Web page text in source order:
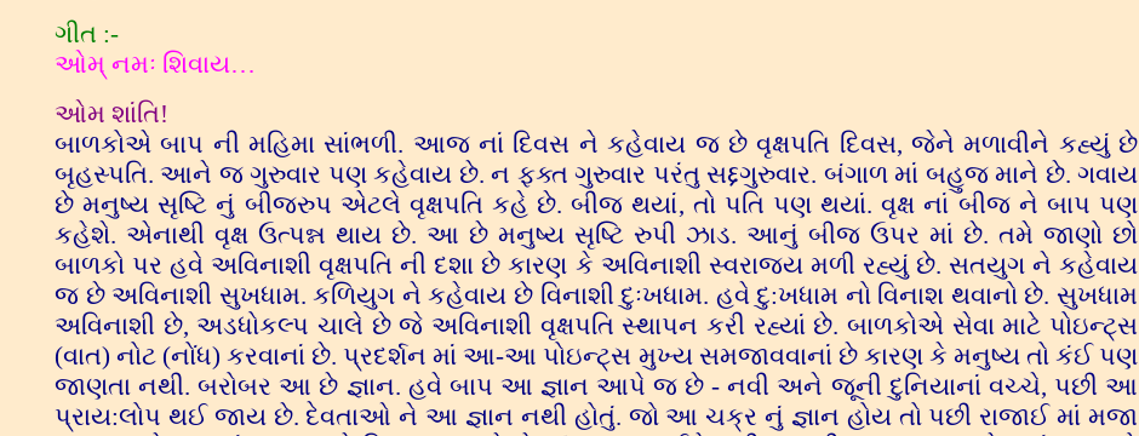
ગીત :-
ઓમ્ નમઃ શિવાય…
ઓમ શાંતિ!
બાળકોએ બાપ ની મહિમા સાંભળી. આજ નાં દિવસ ને કહેવાય જ છે વૃક્ષપતિ દિવસ, જેને મળાવીને કહ્યું છે
બૃહસ્પતિ. આને જ ગુરુવાર પણ કહેવાય છે. ન ફક્ત ગુરુવાર પરંતુ સદ્દગુરુવાર. બંગાળ માં બહુજ માને છે. ગવાય
છે મનુષ્ય સૃષ્ટિ નું બીજરુપ એટલે વૃક્ષપતિ કહે છે. બીજ થયાં, તો પતિ પણ થયાં. વૃક્ષ નાં બીજ ને બાપ પણ
કહેશે. એનાથી વૃક્ષ ઉત્પન્ન થાય છે. આ છે મનુષ્ય સૃષ્ટિ રુપી ઝાડ. આનું બીજ ઉપર માં છે. તમે જાણો છો
બાળકો પર હવે અવિનાશી વૃક્ષપતિ ની દશા છે કારણ કે અવિનાશી સ્વરાજ્ય મળી રહ્યું છે. સતયુગ ને કહેવાય
જ છે અવિનાશી સુખધામ. કળિયુગ ને કહેવાય છે વિનાશી દુઃખધામ. હવે દુ:ખધામ નો વિનાશ થવાનો છે. સુખધામ
અવિનાશી છે, અડધોકલ્પ ચાલે છે જે અવિનાશી વૃક્ષપતિ સ્થાપન કરી રહ્યાં છે. બાળકોએ સેવા માટે પોઇન્ટ્સ
(વાત) નોટ (નોંધ) કરવાનાં છે. પ્રદર્શન માં આ-આ પોઇન્ટ્સ મુખ્ય સમજાવવાનાં છે કારણ કે મનુષ્ય તો કંઈ પણ
જાણતા નથી. બરોબર આ છે જ્ઞાન. હવે બાપ આ જ્ઞાન આપે જ છે - નવી અને જૂની દુનિયાનાં વચ્ચે, પછી આ
પ્રાય:લોપ થઈ જાય છે. દેવતાઓ ને આ જ્ઞાન નથી હોતું. જો આ ચક્ર નું જ્ઞાન હોય તો પછી રાજાઈ માં મજા